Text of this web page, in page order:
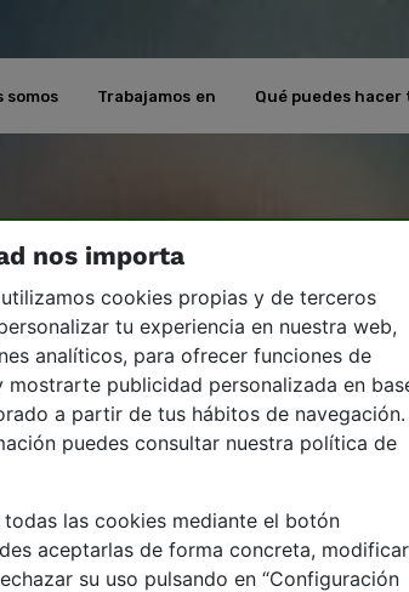
somos Trabajamos en Qué puedes hacer
nos importa
utilizamos cookies propias y de terceros
tu experiencia en nuestra web,
analíticos, para ofrecer funciones de
mostrarte publicidad personalizada en
a partir de tus hábitos de navegación.
puedes consultar nuestra política de
todas las cookies mediante el botón
aceptarlas de forma concreta, modificar
su uso pulsando en “Configuración